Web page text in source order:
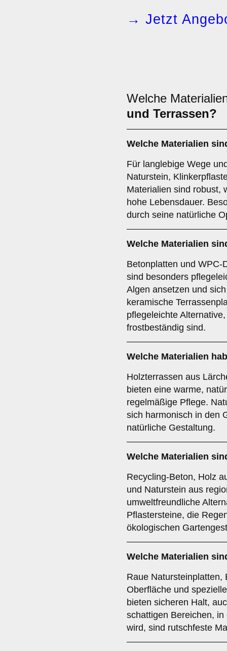
→ Jetzt
Welche
und Terrassen?
Welche Materialien
Für langlebige Wege
Naturstein,
Materialien sind robust,
hohe Lebensdauer.
durch seine natürliche
Welche Materialien
Betonplatten und WPC-
sind besonders
Algen ansetzen und
keramische
pflegeleichte
frostbeständig sind.
Welche Materialien
Holzterrassen aus
bieten eine warme,
regelmäßige Pflege.
sich harmonisch in den
natürliche Gestaltung.
Welche Materialien
Recycling-Beton, Holz
und Naturstein aus
umweltfreundliche
Pflastersteine, die
ökologischen
Welche Materialien
Raue Natursteinplatten,
Oberfläche und
bieten sicheren Halt,
schattigen Bereichen,
wird, sind rutschfeste